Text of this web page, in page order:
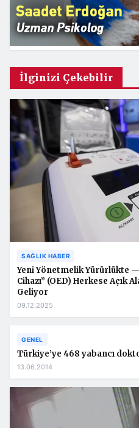
İlginizi Çekebilir
SAĞLIK HABER
Yeni Yönetmelik Yürürlükte
Cihazı” (OED) Herkese Açık
Geliyor
09.12.2025
GENEL
Türkiye’ye 468 yabancı
13.06.2014